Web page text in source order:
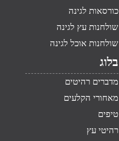
כורסאות לגינה
שולחנות עץ לגינה
שולחנות אוכל לגינה
בלוג
מדברים רהיטים
מאחורי הקלעים
טיפים
רהיטי עץ